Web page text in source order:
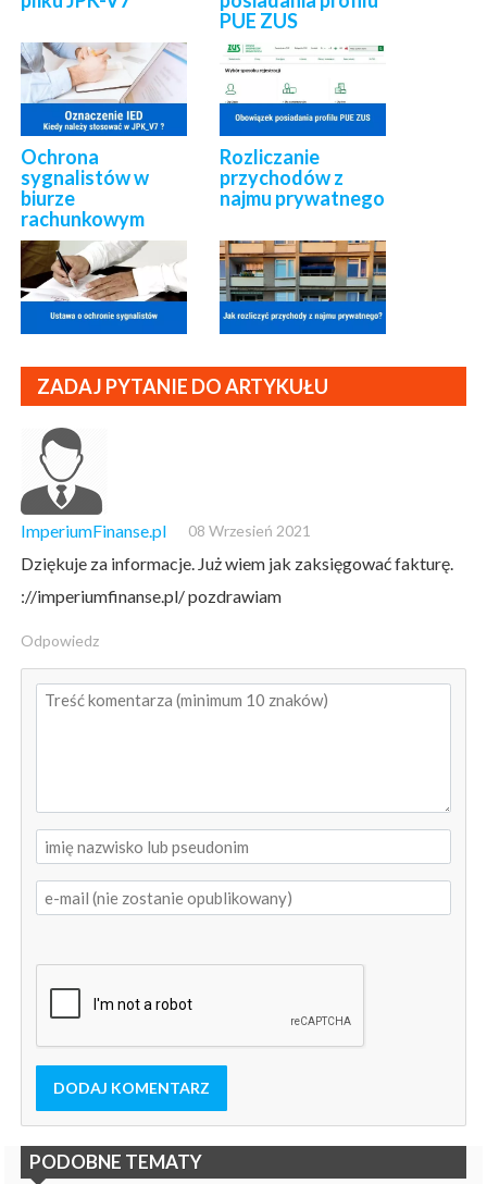
PUE ZUS
Ochrona
sygnalistów w
biurze
rachunkowym
Rozliczanie
przychodów z
najmu prywatnego
ZADAJ PYTANIE DO ARTYKUŁU
ImperiumFinanse.pl 08 Wrzesień 2021
Dziękuje za informacje. Już wiem jak zaksięgować fakturę.
://imperiumfinanse.pl/ pozdrawiam
Odpowiedz
DODAJ KOMENTARZ
PODOBNE TEMATY